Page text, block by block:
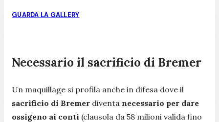
GUARDA LA GALLERY
Necessario il sacrificio di Bremer
Un maquillage si profila anche in difesa dove il
sacrificio di Bremer diventa necessario per dare
ossigeno ai conti (clausola da 58 milioni valida fino